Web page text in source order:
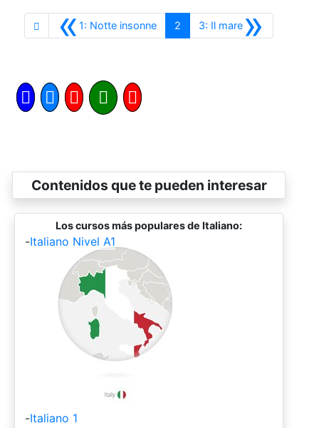
«1: Notte insonneAnterior
2 »
3: Il mareSiguiente
Contenidos que te pueden interesar
Los cursos más populares de Italiano:
-Italiano Nivel A1
-Italiano 1